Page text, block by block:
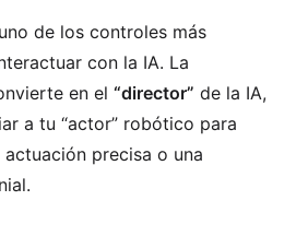
de los controles más
con la IA. La
en el“director” de la IA,
a tu “actor” robótico para
precisa o una